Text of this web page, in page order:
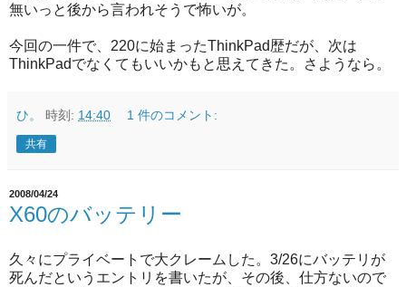
無いっと後から言われそうで怖いが。
今回の一件で、220に始まったThinkPad歴だが、次は
ThinkPadでなくてもいいかもと思えてきた。さようなら。
ひ。 時刻: 14:40 1 件のコメント:
共有
2008/04/24
X60のバッテリー
久々にプライベートで大クレームした。3/26にバッテリが
死んだというエントリを書いたが、その後、仕方ないので